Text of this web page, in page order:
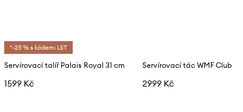
*-25 % s kódem: LST
Servírovací talíř Palais Royal 31 cm
1599 Kč
Servírovací tác WMF Club
2999 Kč